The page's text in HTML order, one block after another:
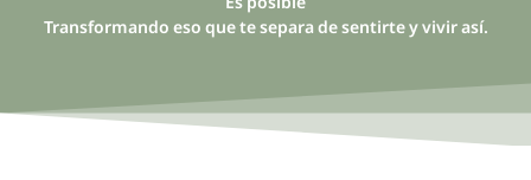
Transformando eso que te separa de sentirte y vivir así.